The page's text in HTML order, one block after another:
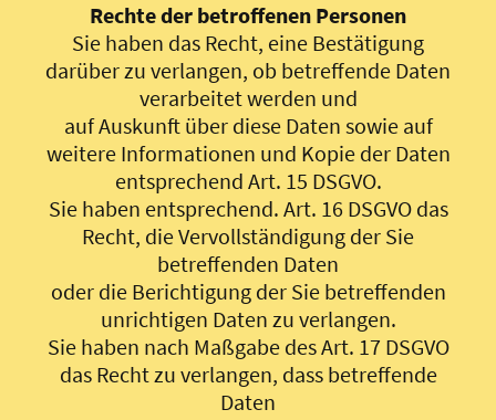
Rechte der betroffenen Personen
Sie haben das Recht, eine Bestätigung
darüber zu verlangen, ob betreffende Daten
verarbeitet werden und
auf Auskunft über diese Daten sowie auf
weitere Informationen und Kopie der Daten
entsprechend Art. 15 DSGVO.
Sie haben entsprechend. Art. 16 DSGVO das
Recht, die Vervollständigung der Sie
betreffenden Daten
oder die Berichtigung der Sie betreffenden
unrichtigen Daten zu verlangen.
Sie haben nach Maßgabe des Art. 17 DSGVO
das Recht zu verlangen, dass betreffende
Daten